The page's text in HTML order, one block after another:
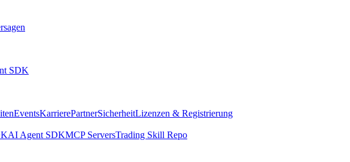
SDK
EventsKarrierePartnerSicherheitLizenzen & Registrierung
AI Agent SDKMCP ServersTrading Skill Repo